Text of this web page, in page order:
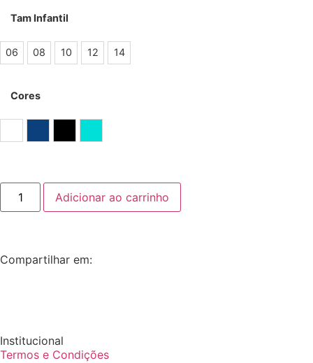
Tam Infantil
06 08 10 12 14
Cores
BrancoMarinhoPretoVerde Água
Adicionar ao carrinho
Compartilhar em:
Institucional
Termos e Condições